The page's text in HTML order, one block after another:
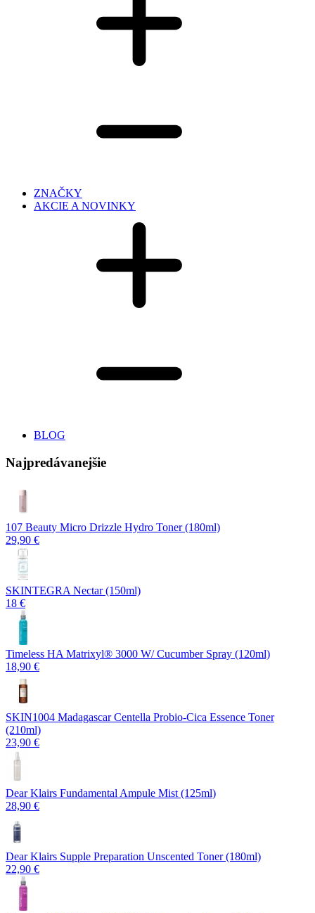
ZNAČKY
AKCIE A NOVINKY
BLOG
Najpredávanejšie
107 Beauty Micro Drizzle Hydro Toner (180ml)
29,90 €
SKINTEGRA Nectar (150ml)
18 €
Timeless HA Matrixyl®️ 3000 W/ Cucumber Spray (120ml)
18,90 €
SKIN1004 Madagascar Centella Probio-Cica Essence Toner
(210ml)
23,90 €
Dear Klairs Fundamental Ampule Mist (125ml)
28,90 €
Dear Klairs Supple Preparation Unscented Toner (180ml)
22,90 €